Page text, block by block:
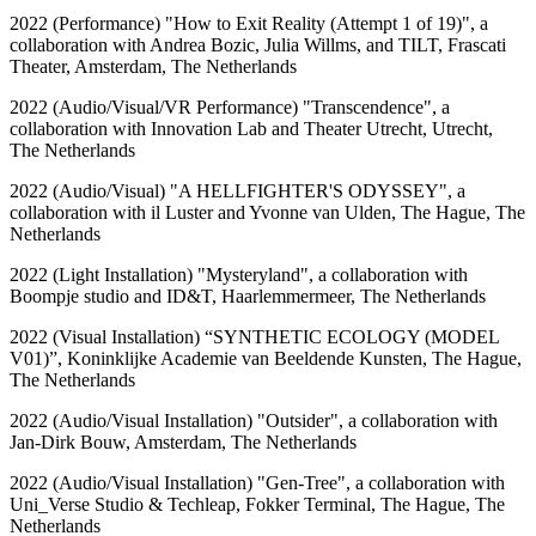
2022 (Performance) "How to Exit Reality (Attempt 1 of 19)", a
collaboration with Andrea Bozic, Julia Willms, and TILT, Frascati
Theater, Amsterdam, The Netherlands
2022 (Audio/Visual/VR Performance) "Transcendence", a
collaboration with Innovation Lab and Theater Utrecht, Utrecht,
The Netherlands
2022 (Audio/Visual) "A HELLFIGHTER'S ODYSSEY", a
collaboration with il Luster and Yvonne van Ulden, The Hague, The
Netherlands
2022 (Light Installation) "Mysteryland", a collaboration with
Boompje studio and ID&T, Haarlemmermeer, The Netherlands
2022 (Visual Installation) “SYNTHETIC ECOLOGY (MODEL
V01)”, Koninklijke Academie van Beeldende Kunsten, The Hague,
The Netherlands
2022 (Audio/Visual Installation) "Outsider", a collaboration with
Jan-Dirk Bouw, Amsterdam, The Netherlands
2022 (Audio/Visual Installation) "Gen-Tree", a collaboration with
Uni_Verse Studio & Techleap, Fokker Terminal, The Hague, The
Netherlands